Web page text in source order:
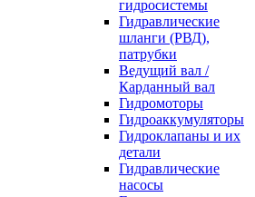
гидросистемы
Гидравлические
шланги (РВД),
патрубки
Ведущий вал /
Карданный вал
Гидромоторы
Гидроаккумуляторы
Гидроклапаны и их
детали
Гидравлические
насосы